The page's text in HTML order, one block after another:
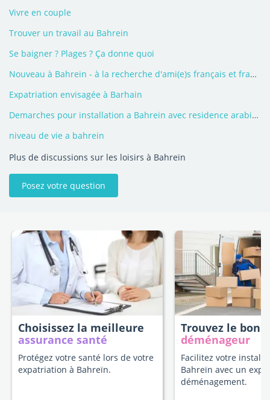
Vivre en couple
Trouver un travail au Bahrein
Se baigner ? Plages ? Ça donne quoi
Nouveau à Bahrein - à la recherche d'ami(e)s français et francophones.
Expatriation envisagée à Barhain
Demarches pour installation a Bahrein avec residence arabie seoudite
niveau de vie a bahrein
Plus de discussions sur les loisirs à Bahreïn
Posez votre question
Choisissez la meilleure
assurance santé
Protégez votre santé lors de votre
expatriation à Bahreïn.
Trouvez le bon
déménageur
Facilitez votre
Bahreïn avec un
déménagement.